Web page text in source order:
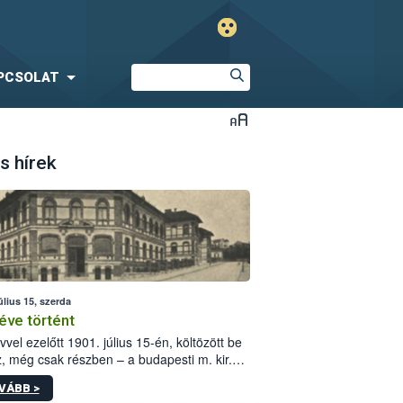
hírek
15, szerda
történt
ezelőtt 1901. július 15-én, költözött be
még csak részben – a budapesti m. kir.
állomás a Kis Rókus utca
alatti, Czigler Győző által tervezett új
>